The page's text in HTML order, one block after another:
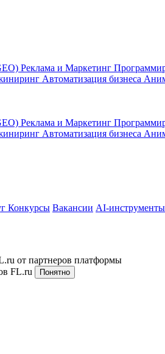
Реклама и Маркетинг
Автоматизация бизнеса
Реклама и Маркетинг
Автоматизация бизнеса
Конкурсы Вакансии AI-инструменты
от партнеров платформы
FL.ru
Понятно